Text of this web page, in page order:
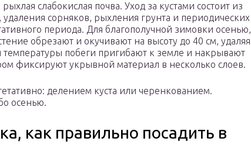
слабокислая почва. Уход за кустами состоит из
сорняков, рыхления грунта и периодических
периода. Для благополучной зимовки осенью,
обрезают и окучивают на высоту до 40 см, удаляя
побеги пригибают к земле и накрывают
фиксируют укрывной материал в несколько слоев.
делением куста или черенкованием.
осенью.
как правильно посадить в